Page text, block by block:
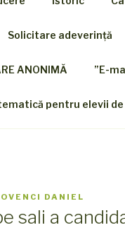
Solicitare adeverință
ANONIMĂ ”E-
pentru elevii de
DANIEL
sali a